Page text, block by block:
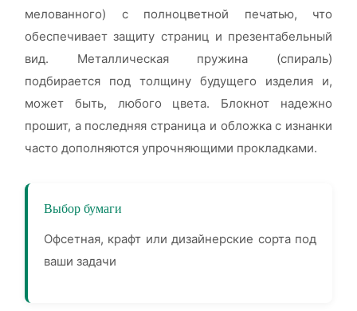
мелованного) с полноцветной печатью, что
обеспечивает защиту страниц и презентабельный
вид. Металлическая пружина (спираль)
подбирается под толщину будущего изделия и,
может быть, любого цвета. Блокнот надежно
прошит, а последняя страница и обложка с изнанки
часто дополняются упрочняющими прокладками.
Выбор бумаги
Офсетная, крафт или дизайнерские сорта под
ваши задачи